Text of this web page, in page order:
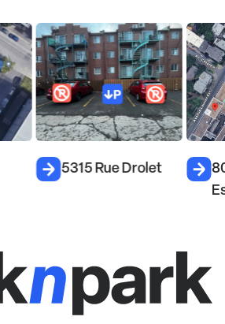
5315 Rue Drolet